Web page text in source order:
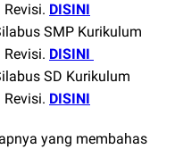
DISINI
SMP Kurikulum
DISINI
SD Kurikulum
. DISINI
yang membahas